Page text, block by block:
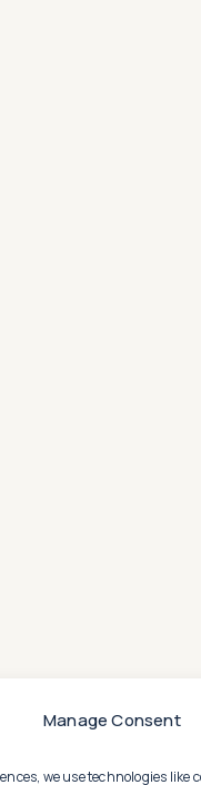
Manage Consent
we use technologies like